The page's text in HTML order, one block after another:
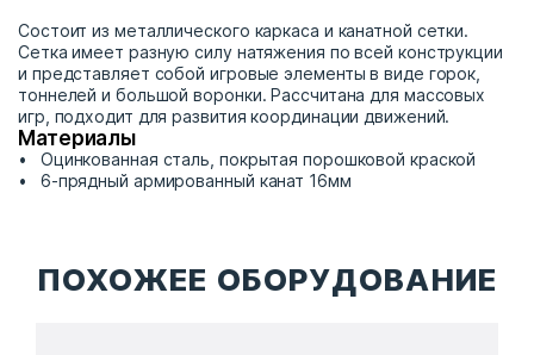
Состоит из металлического каркаса и канатной сетки.
Сетка имеет разную силу натяжения по всей конструкции
и представляет собой игровые элементы в виде горок,
тоннелей и большой воронки. Рассчитана для массовых
игр, подходит для развития координации движений.
Материалы
Оцинкованная сталь, покрытая порошковой краской
6-прядный армированный канат 16мм
ПОХОЖЕЕ ОБОРУДОВАНИЕ